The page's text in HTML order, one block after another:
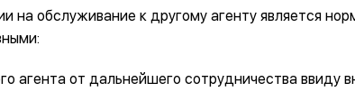
на обслуживание к другому агенту является
агента от дальнейшего сотрудничества ввиду